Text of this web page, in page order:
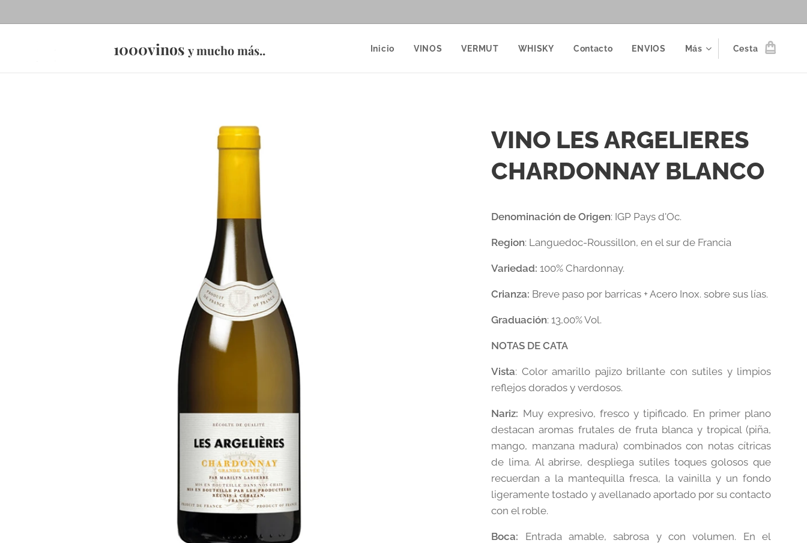
1000vinos y mucho más.. Inicio VINOS VERMUT WHISKY Contacto ENVIOS Más Cesta
VINO LES ARGELIERES
CHARDONNAY BLANCO
Denominación de Origen: IGP Pays d'Oc.
Region: Languedoc-Roussillon, en el sur de Francia
Variedad:100% Chardonnay.
Crianza: Breve paso por barricas + Acero Inox. sobre sus lías.
Graduación: 13,00% Vol.
NOTAS DE CATA
Vista: Color amarillo pajizo brillante con sutiles y limpios
reflejos dorados y verdosos.
Nariz: Muy expresivo, fresco y tipificado. En primer plano
destacan aromas frutales de fruta blanca y tropical (piña,
mango, manzana madura) combinados con notas cítricas
de lima. Al abrirse, despliega sutiles toques golosos que
recuerdan a la mantequilla fresca, la vainilla y un fondo
ligeramente tostado y avellanado aportado por su contacto
con el roble.
Boca: Entrada amable, sabrosa y con volumen. En el